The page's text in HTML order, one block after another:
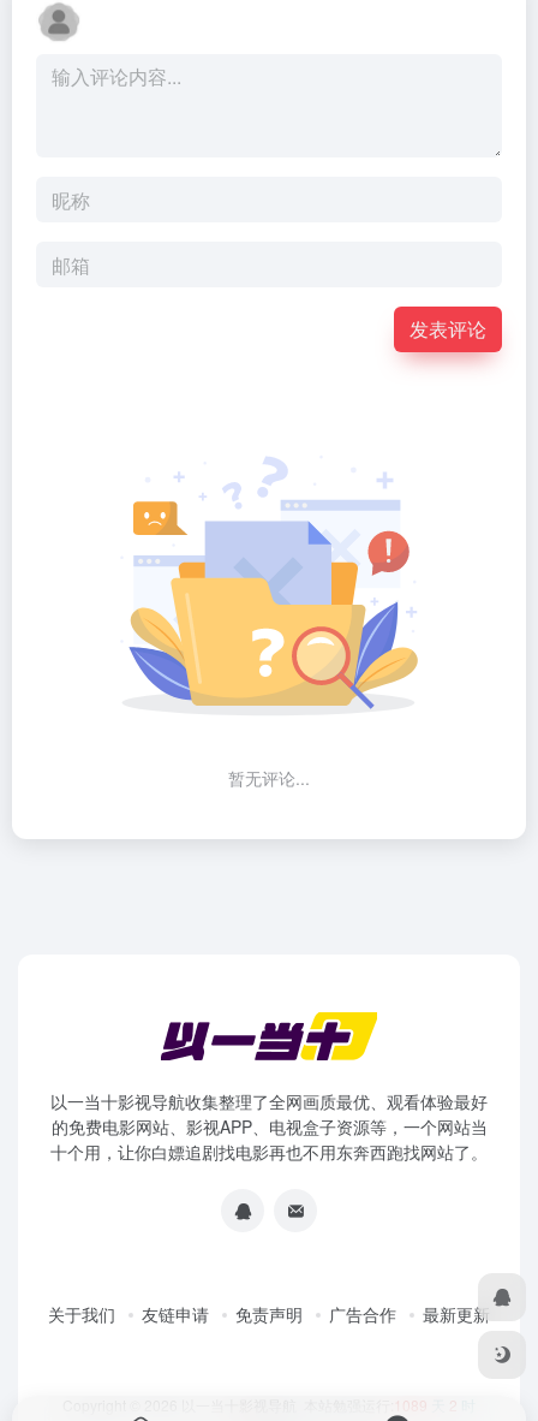
发表评论
暂无评论...
以一当十影视导航收集整理了全网画质最优、观看体验最好
的免费电影网站、影视APP、电视盒子资源等，一个网站当
十个用，让你白嫖追剧找电影再也不用东奔西跑找网站了。
关于我们 友链申请 免责声明 广告合作 最新更新
1089